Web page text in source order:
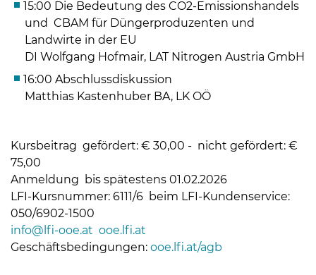
Skip to main content
15:00 Die Bedeutung des CO2-Emissionshandels
und CBAM für Düngerproduzenten und
Landwirte in der EU
DI Wolfgang Hofmair, LAT Nitrogen Austria GmbH
16:00 Abschlussdiskussion
Matthias Kastenhuber BA, LK OÖ
Kursbeitrag gefördert: € 30,00 - nicht gefördert: €
75,00
Anmeldung bis spätestens 01.02.2026
LFI-Kursnummer: 6111/6 beim LFI-Kundenservice:
050/6902-1500
info@lfi-ooe.at ooe.lfi.at
Geschäftsbedingungen: ooe.lfi.at/agb